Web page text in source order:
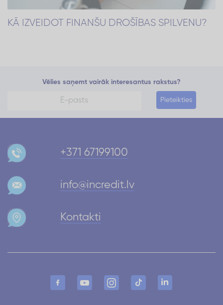
KĀ IZVEIDOT FINANŠU DROŠĪBAS SPILVENU?
Vēlies saņemt vairāk interesantus rakstus?
Pieteikties
+371 67199100
info@incredit.lv
Kontakti